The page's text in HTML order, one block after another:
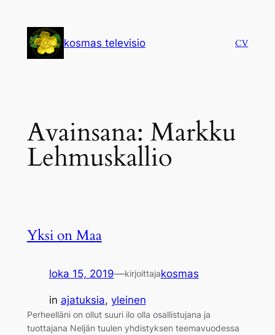
sisältöön
kosmas televisio
CV
Avainsana: Markku
Lehmuskallio
Yksi on Maa
loka 15, 2019—kirjoittajakosmas
in ajatuksia, yleinen
Perheelläni on ollut suuri ilo olla osallistujana ja
tuottajana Neljän tuulen yhdistyksen teemavuodessa